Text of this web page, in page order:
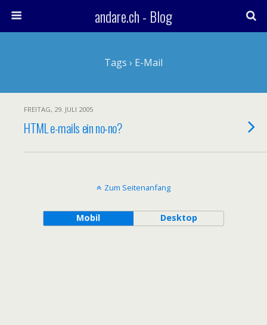
andare.ch - Blog
Tags › E-Mail
FREITAG, 29. JULI 2005
HTML e-mails ein no-no?
Zum Seitenanfang
Mobil Desktop